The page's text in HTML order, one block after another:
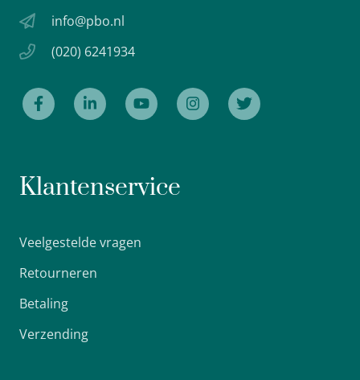
info@pbo.nl
(020) 6241934
Klantenservice
Veelgestelde vragen
Retourneren
Betaling
Verzending